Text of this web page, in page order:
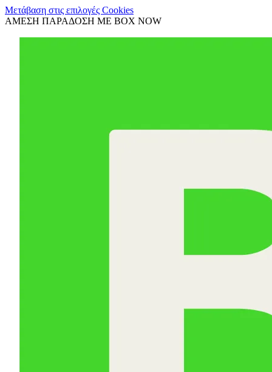
Μετάβαση στις επιλογές Cookies
ΑΜΕΣΗ ΠΑΡΑΔΟΣΗ ΜΕ BOX NOW